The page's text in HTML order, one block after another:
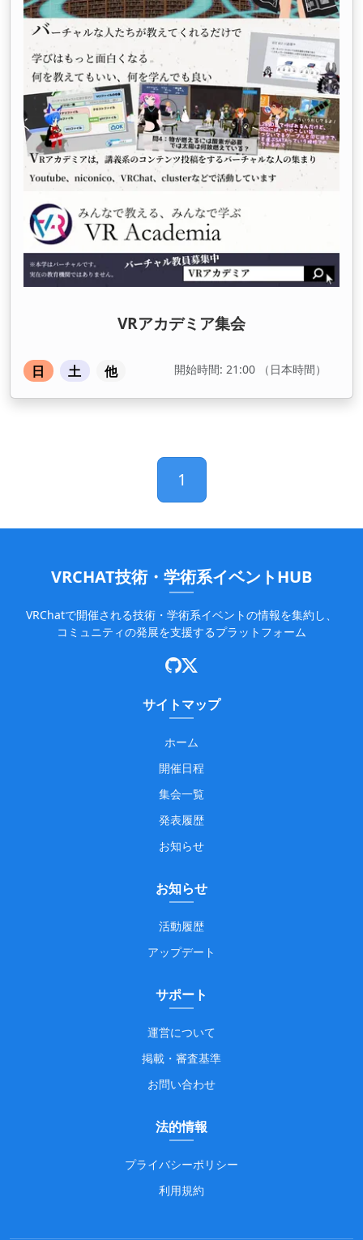
VRアカデミア集会
日 土 他 開始時間: 21:00 （日本時間）
1
VRCHAT技術・学術系イベントHUB
VRChatで開催される技術・学術系イベントの情報を集約し、
コミュニティの発展を支援するプラットフォーム
サイトマップ
ホーム
開催日程
集会一覧
発表履歴
お知らせ
お知らせ
活動履歴
アップデート
サポート
運営について
掲載・審査基準
お問い合わせ
法的情報
プライバシーポリシー
利用規約